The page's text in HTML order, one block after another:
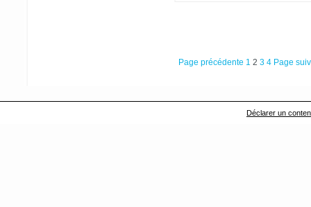
Page précédente 1 2 3 4 Page
Déclarer un